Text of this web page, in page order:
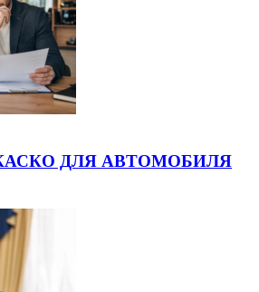
ДЛЯ АВТОМОБИЛЯ